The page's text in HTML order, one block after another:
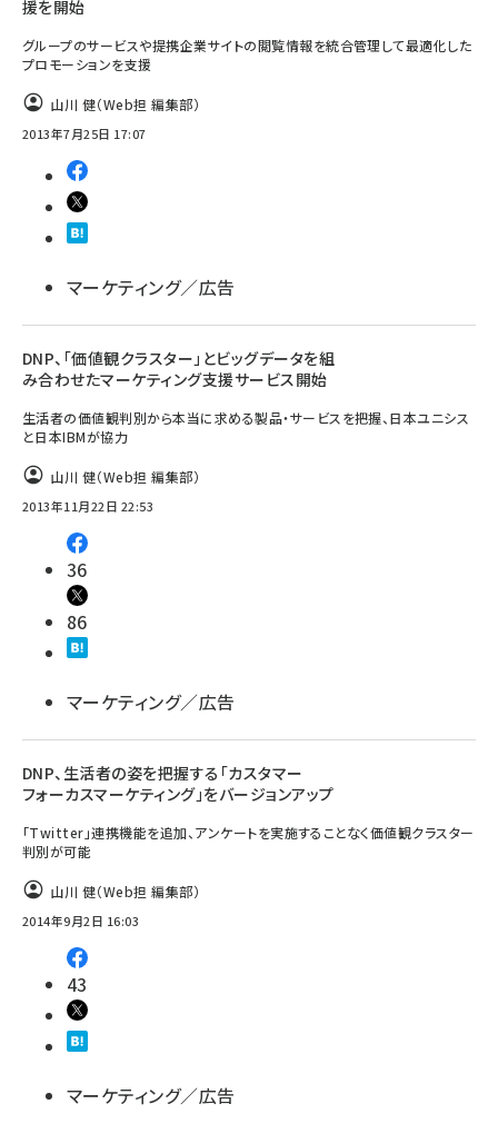
援を開始
グループのサービスや提携企業サイトの閲覧情報を統合管理して最適化した
プロモーションを支援
山川 健（Web担 編集部）
2013年7月25日 17:07
マーケティング／広告
DNP、「価値観クラスター」とビッグデータを組
み合わせたマーケティング支援サービス開始
生活者の価値観判別から本当に求める製品・サービスを把握、日本ユニシス
と日本IBMが協力
山川 健（Web担 編集部）
2013年11月22日 22:53
36
86
マーケティング／広告
DNP、生活者の姿を把握する「カスタマー
フォーカスマーケティング」をバージョンアップ
「Twitter」連携機能を追加、アンケートを実施することなく価値観クラスター
判別が可能
山川 健（Web担 編集部）
2014年9月2日 16:03
43
マーケティング／広告